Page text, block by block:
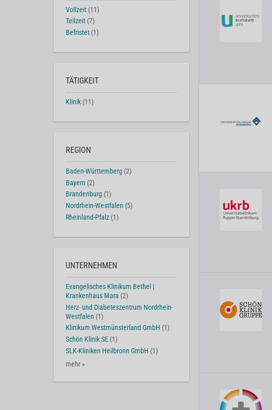
Vollzeit (11)
Teilzeit (7)
Befristet (1)
TÄTIGKEIT
Klinik (11)
REGION
Baden-Württemberg (2)
Bayern (2)
Brandenburg (1)
Nordrhein-Westfalen (5)
Rheinland-Pfalz (1)
UNTERNEHMEN
Evangelisches Klinikum Bethel |
Krankenhaus Mara (2)
Herz- und Diabeteszentrum Nordrhein-
Westfalen (1)
Klinikum Westmünsterland GmbH (1)
Schön Klinik SE (1)
SLK-Kliniken Heilbronn GmbH (1)
mehr »